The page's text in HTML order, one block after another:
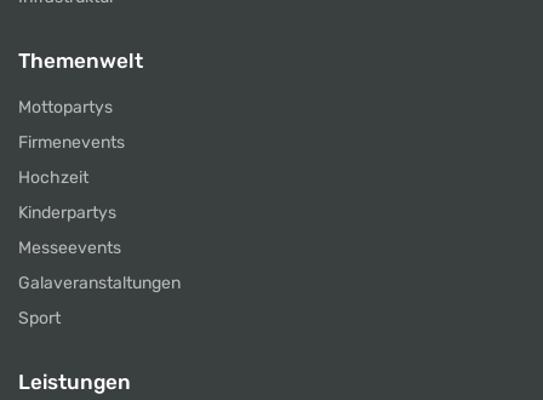
Themenwelt
Mottopartys
Firmenevents
Hochzeit
Kinderpartys
Messeevents
Galaveranstaltungen
Sport
Leistungen